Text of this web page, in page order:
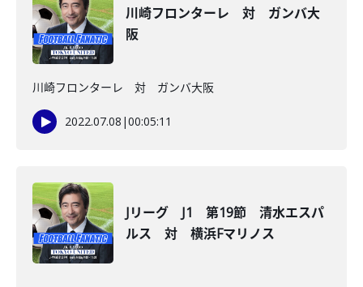
川崎フロンターレ 対 ガンバ大
阪
川崎フロンターレ 対 ガンバ大阪
2022.07.08 |00:05:11
Jリーグ J1 第19節 清水エスパ
ルス 対 横浜Fマリノス